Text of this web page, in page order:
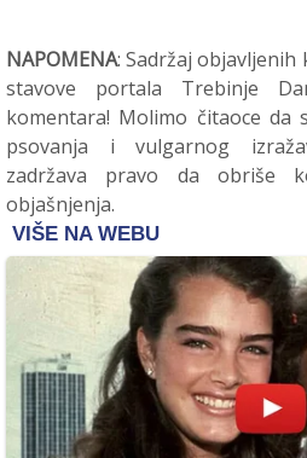
NAPOMENA: Sadržaj
stavove portala Trebinje
komentara! Molimo čitaoce da
psovanja i vulgarnog
zadržava pravo da obriše
objašnjenja.